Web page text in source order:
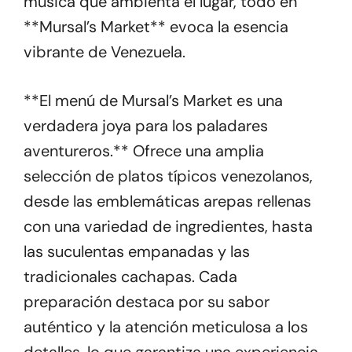
**Mursal’s Market** evoca la esencia
vibrante de Venezuela.
**El menú de Mursal’s Market es una
verdadera joya para los paladares
aventureros.** Ofrece una amplia
selección de platos típicos venezolanos,
desde las emblemáticas arepas rellenas
con una variedad de ingredientes, hasta
las suculentas empanadas y las
tradicionales cachapas. Cada
preparación destaca por su sabor
auténtico y la atención meticulosa a los